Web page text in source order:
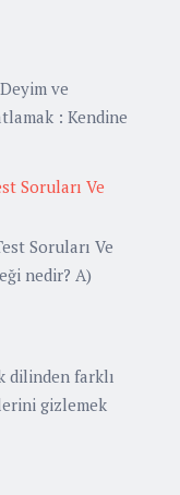
ve
: Kendine
Soruları Ve
Soruları Ve
nedir? A)
dilinden farklı
gizlemek